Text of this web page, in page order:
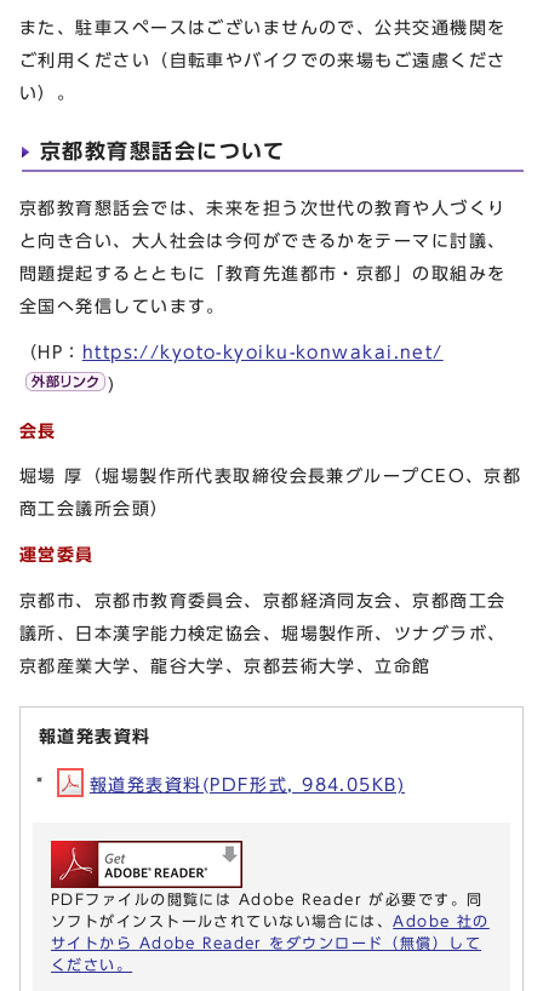
また、駐車スペースはございませんので、公共交通機関を
ご利用ください（自転車やバイクでの来場もご遠慮くださ
い）。
京都教育懇話会について
京都教育懇話会では、未来を担う次世代の教育や人づくり
と向き合い、大人社会は今何ができるかをテーマに討議、
問題提起するとともに「教育先進都市・京都」の取組みを
全国へ発信しています。
（HP：
https://kyoto-kyoiku-konwakai.net/
）
会長
堀場 厚（堀場製作所代表取締役会長兼グループCEO、京都
商工会議所会頭）
運営委員
京都市、京都市教育委員会、京都経済同友会、京都商工会
議所、日本漢字能力検定協会、堀場製作所、ツナグラボ、
京都産業大学、龍谷大学、京都芸術大学、立命館
報道発表資料
報道発表資料(PDF形式, 984.05KB)
PDFファイルの閲覧には Adobe Reader が必要です。同
ソフトがインストールされていない場合には、 Adobe 社の
サイトから Adobe Reader をダウンロード（無償）して
ください。